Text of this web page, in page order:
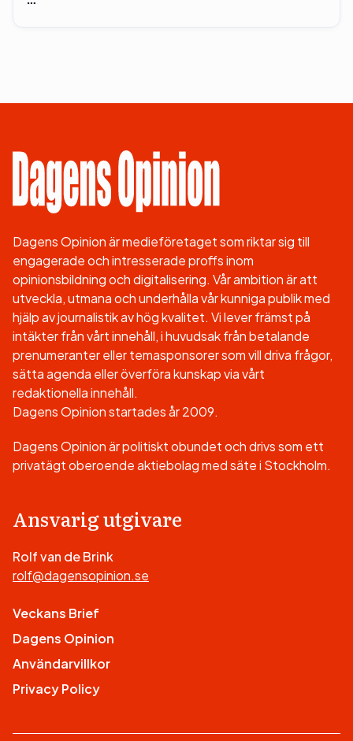
Dagens Opinion är medieföretaget som riktar sig till
engagerade och intresserade proffs inom
opinionsbildning och digitalisering. Vår ambition är att
utveckla, utmana och underhålla vår kunniga publik med
hjälp av journalistik av hög kvalitet. Vi lever främst på
intäkter från vårt innehåll, i huvudsak från betalande
prenumeranter eller temasponsorer som vill driva frågor,
sätta agenda eller överföra kunskap via vårt
redaktionella innehåll.
Dagens Opinion startades år 2009.
Dagens Opinion är politiskt obundet och drivs som ett
privatägt oberoende aktiebolag med säte i Stockholm.
Ansvarig utgivare
Rolf van de Brink
rolf@dagensopinion.se
Veckans Brief
Dagens Opinion
Användarvillkor
Privacy Policy